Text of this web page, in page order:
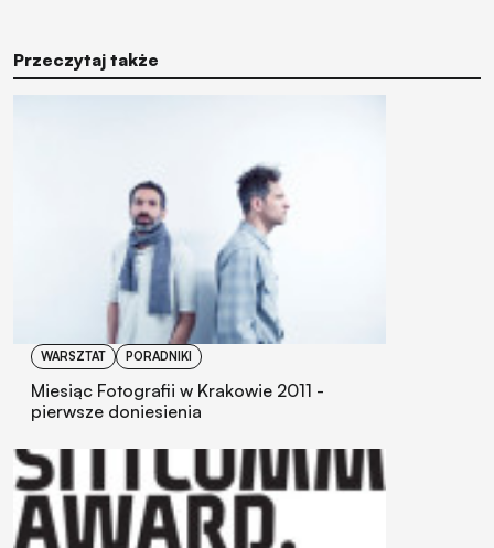
Przeczytaj także
WARSZTAT PORADNIKI
Miesiąc Fotografii w Krakowie 2011 -
pierwsze doniesienia